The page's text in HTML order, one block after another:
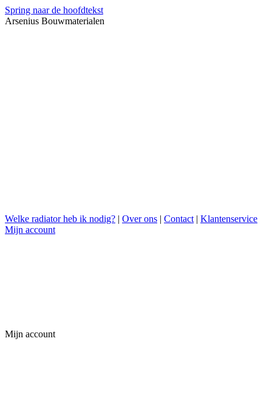
Spring naar de hoofdtekst
Arsenius Bouwmaterialen
Welke radiator heb ik nodig? | Over ons | Contact | Klantenservice
Mijn account
Mijn account